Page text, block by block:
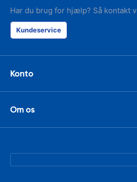
Har du brug for hjælp? Så kontakt
Kundeservice
Konto
Om os